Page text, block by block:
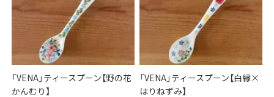
「VENA」ティースプーン【野の花
かんむり】
「VENA」ティースプーン【白縁×
はりねずみ】